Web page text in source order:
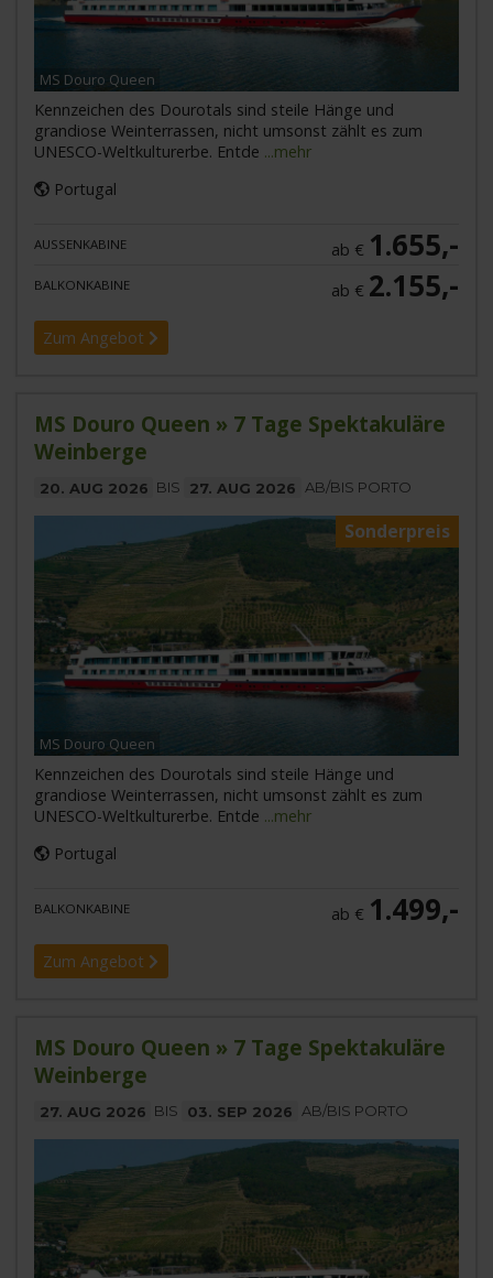
MS Douro Queen
Kennzeichen des Dourotals sind steile Hänge und
grandiose Weinterrassen, nicht umsonst zählt es zum
UNESCO-Weltkulturerbe. Entde ...mehr
Portugal
AUSSENKABINE ab € 1.655,-
BALKONKABINE ab € 2.155,-
Zum Angebot
MS Douro Queen » 7 Tage Spektakuläre
Weinberge
20. AUG 2026 BIS 27. AUG 2026 AB/BIS PORTO
Sonderpreis
MS Douro Queen
Kennzeichen des Dourotals sind steile Hänge und
grandiose Weinterrassen, nicht umsonst zählt es zum
UNESCO-Weltkulturerbe. Entde ...mehr
Portugal
BALKONKABINE ab € 1.499,-
Zum Angebot
MS Douro Queen » 7 Tage Spektakuläre
Weinberge
27. AUG 2026 BIS 03. SEP 2026 AB/BIS PORTO